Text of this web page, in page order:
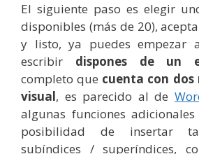
El siguiente paso es elegir
disponibles (más de 20),
y listo, ya puedes empezar
escribir dispones de un
completo que cuenta con dos
visual, es parecido al de
algunas funciones
posibilidad de insertar
subíndices / superíndices,